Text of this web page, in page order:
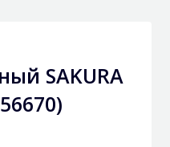
SAKURA